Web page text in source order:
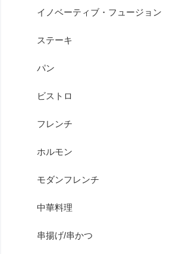
イノベーティブ・フュージョン
ステーキ
パン
ビストロ
フレンチ
ホルモン
モダンフレンチ
中華料理
串揚げ/串かつ